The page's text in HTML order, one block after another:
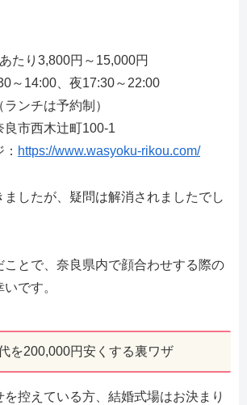
たり3,800円～15,000円
～14:00、夜17:30～22:00
ンチは予約制）
良市西木辻町100-1
https://www.wasyoku-rikou.com/
ましたが、疑問は解消されましたでし
ことで、奈良県内で顔合わせする際の
です。
を200,000円安くする裏ワザ
を控えている方、結婚式場はお決まり